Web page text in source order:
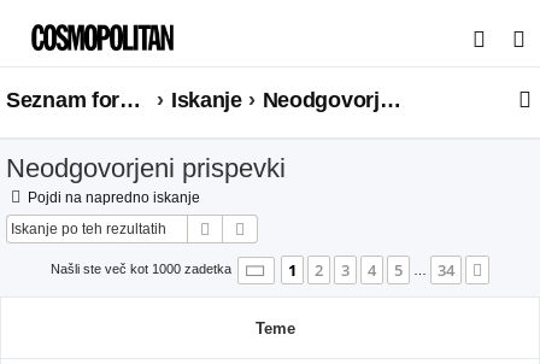
s
a
Seznam forumov Iskanje Neodgovorjeni prispevki
Neodgovorjeni prispevki
Pojdi na napredno iskanje
Iskanje
Našli ste več kot 1000 zadetka Stran 1od34
1 2 3 4 5 … 34
Teme